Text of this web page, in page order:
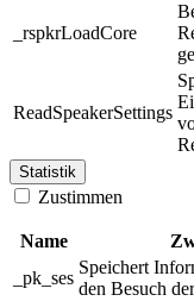
_rspkrLoadCore
ReadSpeakerSettings
Statistik
Zustimmen
Name
_pk_ses
Speichert
den Besuch